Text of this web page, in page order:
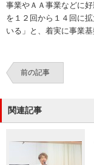
事業やＡＡ事業などに
を１２回から１４回に
いる」と、着実に事業基
前の記事
関連記事